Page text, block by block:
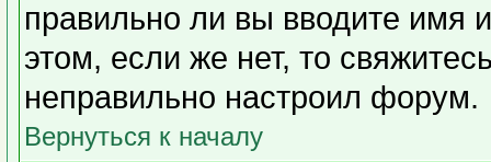
правильно ли вы вводите
этом, если же нет, то
неправильно настроил форум.
Вернуться к началу